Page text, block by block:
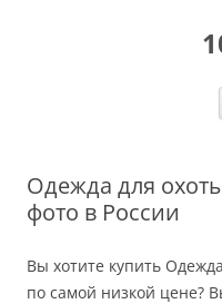
Одежда для
фото в России
Вы хотите купить
по самой низкой цене?